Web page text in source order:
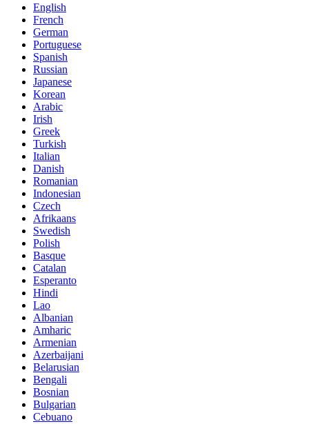
English
French
German
Portuguese
Spanish
Russian
Japanese
Korean
Arabic
Irish
Greek
Turkish
Italian
Danish
Romanian
Indonesian
Czech
Afrikaans
Swedish
Polish
Basque
Catalan
Esperanto
Hindi
Lao
Albanian
Amharic
Armenian
Azerbaijani
Belarusian
Bengali
Bosnian
Bulgarian
Cebuano